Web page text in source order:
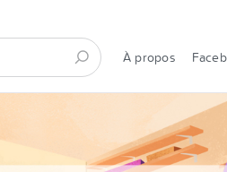
À propos